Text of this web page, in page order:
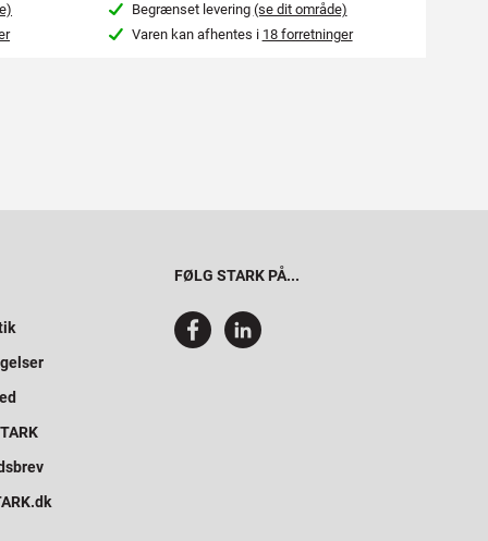
Begrænset levering (se dit område)
Varen kan afhentes i 18 forretninger
FØLG STARK PÅ...